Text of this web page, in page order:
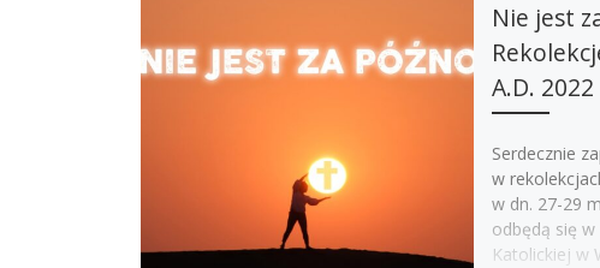
Nie jest
A.D. 2022
Serdecznie
w
w dn. 27-29
odbędą się
Katolickiej w